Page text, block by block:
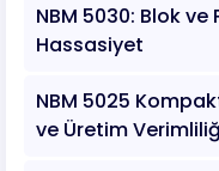
NBM 5030: Blok
Hassasiyet
NBM 5025
ve Üretim